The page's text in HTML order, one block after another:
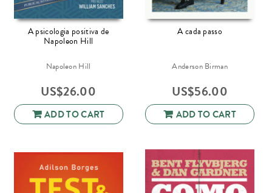
A psicologia positiva de
Napoleon Hill
Napoleon Hill
US$26.00
ADD TO CART
A cada passo
Anderson Birman
US$56.00
ADD TO CART